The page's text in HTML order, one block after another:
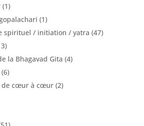
(1)
(1)
spirituel / initiation / yatra (47)
la Bhagavad Gita (4)
(6)
de cœur à cœur(2)